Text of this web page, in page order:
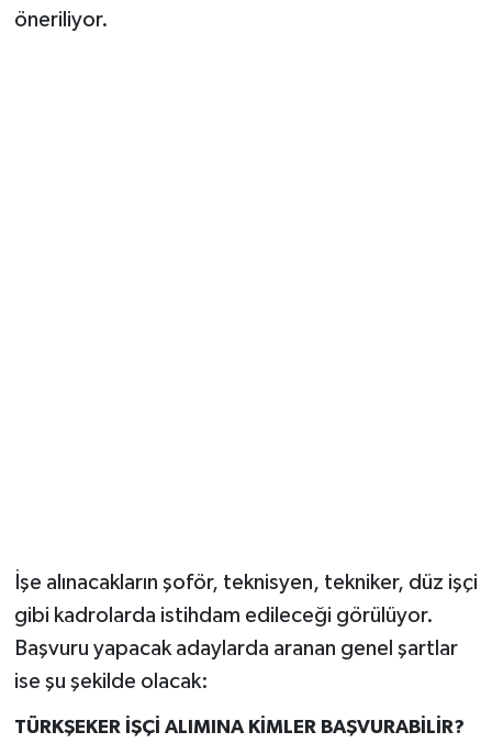
öneriliyor.
İşe alınacakların şoför, teknisyen, tekniker, düz işçi
gibi kadrolarda istihdam edileceği görülüyor.
Başvuru yapacak adaylarda aranan genel şartlar
ise şu şekilde olacak:
TÜRKŞEKER İŞÇİ ALIMINA KİMLER BAŞVURABİLİR?